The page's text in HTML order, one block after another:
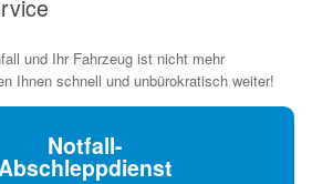
und Ihr Fahrzeug ist nicht mehr
Ihnen schnell und unbürokratisch weiter!
Notfall-
Abschleppdienst